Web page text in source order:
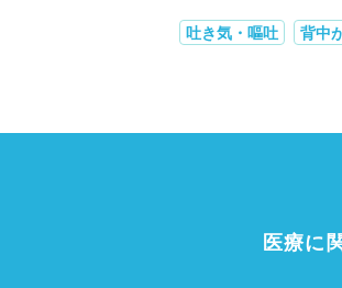
吐き気・嘔吐 背中
医療に